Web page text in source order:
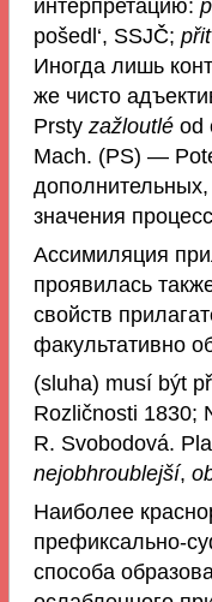
интерпретацию:
pošedl‘, SSJČ;
Иногда лишь
же чисто
Prsty zažloutlé od
Mach. (PS) —
значения
Ассимиляция
проявилась
свойств
факультативно
(sluha) musí být
Rozličnosti 1830;
R. Svobodová.
nejobhroublejší,
Наиболее
префиксально-
способа